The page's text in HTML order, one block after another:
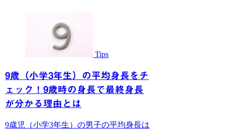
Tips
9歳（小学3年生）の平均身長をチ
ェック！9歳時の身長で最終身長
が分かる理由とは
9歳児（小学3年生）の男子の平均身長は